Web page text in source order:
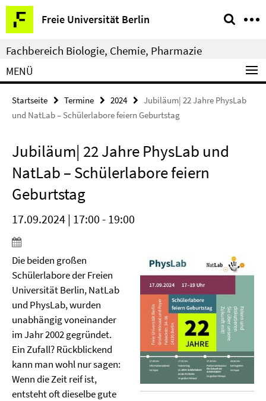
Springe
direkt
zu
Inhalt
Freie Universität Berlin
Service-
Navigation
Fachbereich Biologie, Chemie, Pharmazie
MENÜ
Startseite Termine 2024
Jubiläum| 22 Jahre PhysLab
und NatLab – Schülerlabore feiern Geburtstag
Jubiläum| 22 Jahre PhysLab und
NatLab – Schülerlabore feiern
Geburtstag
17.09.2024 | 17:00 - 19:00
Die beiden großen
Schülerlabore der Freien
Universität Berlin, NatLab
und PhysLab, wurden
unabhängig voneinander
im Jahr 2002 gegründet.
Ein Zufall? Rückblickend
kann man wohl nur sagen:
Wenn die Zeit reif ist,
entsteht oft dieselbe gute